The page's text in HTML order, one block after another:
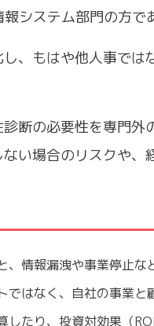
システム部門の方
、もはや他人事で
断の必要性を専門
い場合のリスクや
、情報漏洩や事業停止
ではなく、自社の事業
したり、投資対効果（